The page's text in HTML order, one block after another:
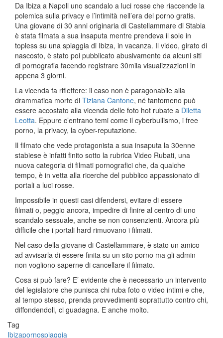
Da Ibiza a Napoli uno scandalo a luci rosse che riaccende la
polemica sulla privacy e l’intimità nell’era del porno gratis.
Una giovane di 30 anni originaria di Castellammare di Stabia
è stata filmata a sua insaputa mentre prendeva il sole in
topless su una spiaggia di Ibiza, in vacanza. Il video, girato di
nascosto, è stato poi pubblicato abusivamente da alcuni siti
di pornografia facendo registrare 30mila visualizzazioni in
appena 3 giorni.
La vicenda fa riflettere: il caso non è paragonabile alla
drammatica morte di Tiziana Cantone, né tantomeno può
essere accostato alla vicenda delle foto hot rubate a Diletta
Leotta. Eppure c’entrano temi come il cyberbullismo, i free
porno, la privacy, la cyber-reputazione.
Il filmato che vede protagonista a sua insaputa la 30enne
stabiese è infatti finito sotto la rubrica Video Rubati, una
nuova categoria di filmati pornografici che, da qualche
tempo, è in vetta alla ricerche del pubblico appassionato di
portali a luci rosse.
Impossibile in questi casi difendersi, evitare di essere
filmati o, peggio ancora, impedire di finire al centro di uno
scandalo sessuale, anche se non consenzienti. Ancora più
difficile che i portali hard rimuovano i filmati.
Nel caso della giovane di Castellammare, è stato un amico
ad avvisarla di essere finita su un sito porno ma gli admin
non vogliono saperne di cancellare il filmato.
Cosa si può fare? E’ evidente che è necessario un intervento
del legislatore che punisca chi ruba foto o video intimi e che,
al tempo stesso, prenda provvedimenti soprattutto contro chi,
diffondendoli, ci guadagna. E anche molto.
Tag
Ibizapornospiaggia